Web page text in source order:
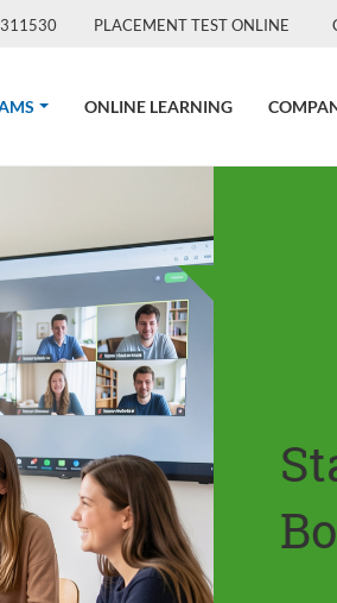
PLACEMENT TEST ONLINE
(CURRENT)ONLINE LEARNING